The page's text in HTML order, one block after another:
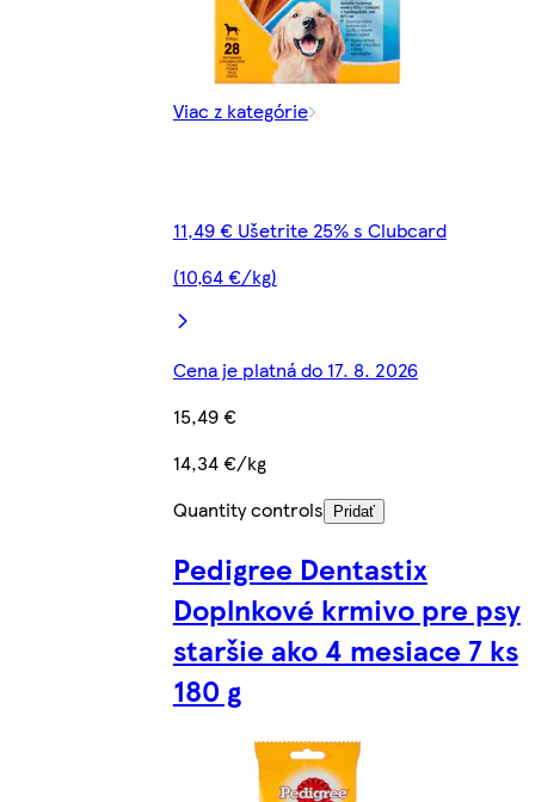
Viac z kategórie
11,49 € Ušetrite 25% s Clubcard
(10,64 €/kg)
Cena je platná do 17. 8. 2026
15,49 €
14,34 €/kg
Quantity controls
Pridať
Pedigree Dentastix
Doplnkové krmivo pre psy
staršie ako 4 mesiace 7 ks
180 g